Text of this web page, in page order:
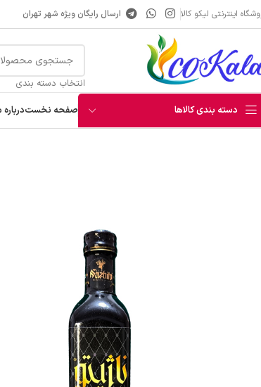
اینترنتی لیکو کالا ارسال رایگان ویژه شهر تهران
انتخاب دسته بندی
دسته بندی کالاها
صفحه نخستدرباره